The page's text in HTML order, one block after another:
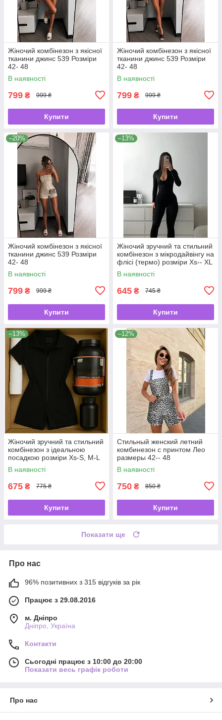
Жіночий комбінезон з якісної
тканини джинс 539 Розміри
42- 48
В наявності
799 ₴ 999 ₴
Купити
Жіночий комбінезон з якісної
тканини джинс 539 Розміри
42- 48
В наявності
799 ₴ 999 ₴
Купити
–20%
Жіночий комбінезон з якісної
тканини джинс 539 Розміри
42- 48
В наявності
799 ₴ 999 ₴
Купити
–13%
Жіночий зручний та стильний
комбінезон з мікродайвінгу на
флісі (термо) розміри Xs-- ХL
В наявності
645 ₴ 745 ₴
Купити
–13%
Жіночий зручний та стильний
комбінезон з ідеальною
посадкою розміри Xs-S, M-L
В наявності
675 ₴ 775 ₴
Купити
–12%
Стильный женский летний
комбинезон c принтом Лео
размеры 42-- 48
В наявності
750 ₴ 850 ₴
Купити
Показати ще
Про нас
96% позитивних з 315 відгуків за рік
Працює з 29.08.2016
м. Дніпро
Дніпро, Україна
Контакти
Сьогодні працює з 10:00 до 20:00
Показати весь графік роботи
Про нас